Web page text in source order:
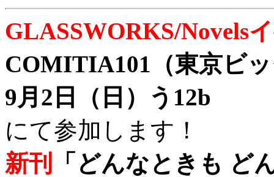
GLASSWORKS/Novels
COMITIA101（東京ビ
9月2日（日）う12b
にて参加します！
新刊
「どんなときも ど